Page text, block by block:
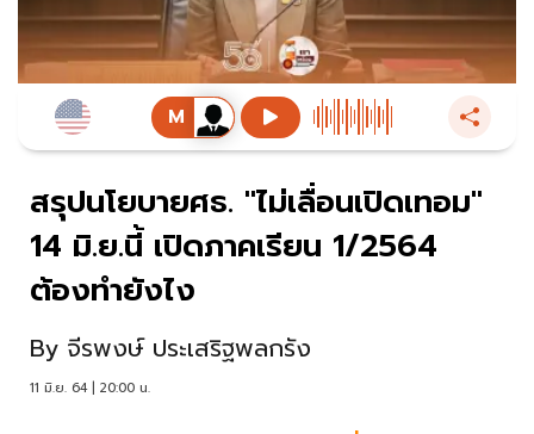
สรุปนโยบายศธ. "ไม่เลื่อนเปิดเทอม"
14 มิ.ย.นี้ เปิดภาคเรียน 1/2564
ต้องทำยังไง
By จีรพงษ์ ประเสริฐพลกรัง
11 มิ.ย. 64 | 20:00 น.